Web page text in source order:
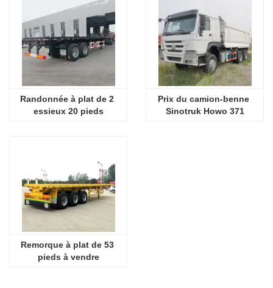
Randonnée à plat de 2
essieux 20 pieds
Prix ​​du camion-benne
Sinotruk Howo 371
Remorque à plat de 53
pieds à vendre